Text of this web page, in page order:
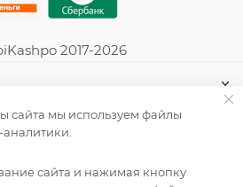
2017-2026
сайта мы используем файлы
сайта и нажимая кнопку